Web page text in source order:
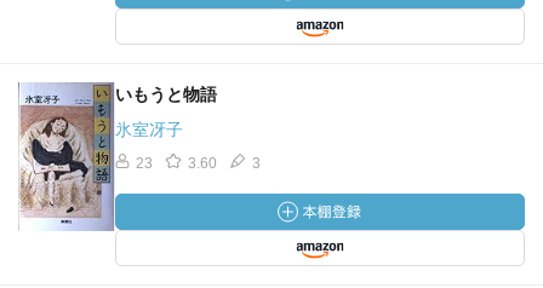
いもうと物語
氷室冴子
23 3.60 3